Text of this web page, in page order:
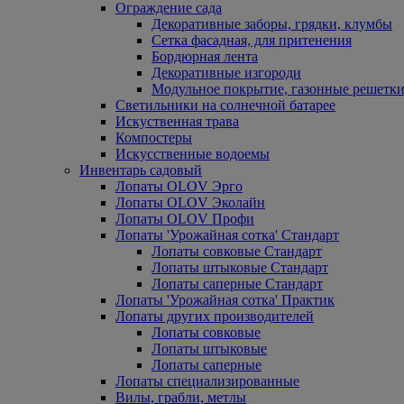
Ограждение сада
Декоративные заборы, грядки, клумбы
Сетка фасадная, для притенения
Бордюрная лента
Декоративные изгороди
Модульное покрытие, газонные
Светильники на солнечной батарее
Искуственная трава
Компостеры
Искусственные водоемы
Инвентарь садовый
Лопаты OLOV Эрго
Лопаты OLOV Эколайн
Лопаты OLOV Профи
Лопаты 'Урожайная сотка' Стандарт
Лопаты совковые Стандарт
Лопаты штыковые Стандарт
Лопаты саперные Стандарт
Лопаты 'Урожайная сотка' Практик
Лопаты других производителей
Лопаты совковые
Лопаты штыковые
Лопаты саперные
Лопаты специализированные
Вилы, грабли, метлы